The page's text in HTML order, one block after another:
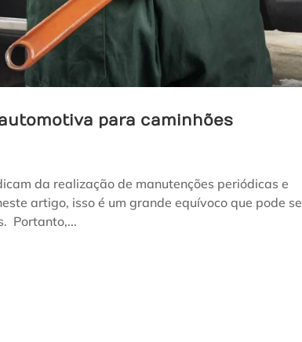
para caminhões
da realização de manutenções periódicas e
artigo, isso é um grande equívoco que pode se
Portanto,...